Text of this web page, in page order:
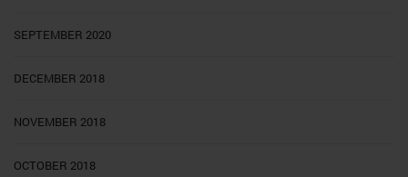
SEPTEMBER 2020
DECEMBER 2018
NOVEMBER 2018
OCTOBER 2018